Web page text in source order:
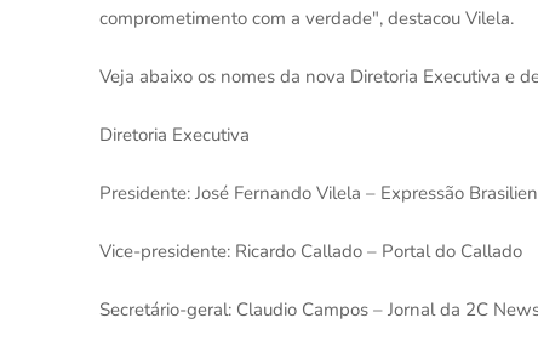
comprometimento com a verdade", destacou Vilela.
Veja abaixo os nomes da nova Diretoria Executiva e
Diretoria Executiva
Presidente: José Fernando Vilela – Expressão
Vice-presidente: Ricardo Callado – Portal do Callado
Secretário-geral: Claudio Campos – Jornal da 2C